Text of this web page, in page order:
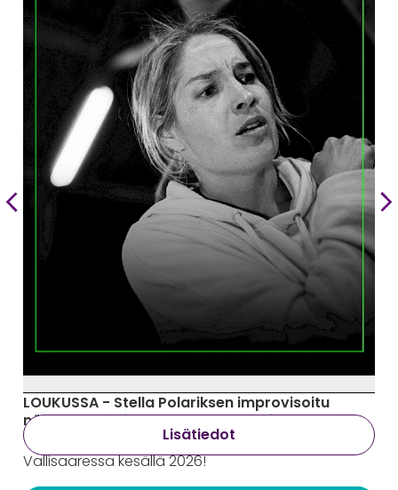
LOUKUSSA - Stella Polariksen improvisoitu
näytelmä Vallisaaren kesäteatterissa
Viime kesän arvostelumenestys jälleen
Vallisaaressa kesällä 2026!
Lisätiedot